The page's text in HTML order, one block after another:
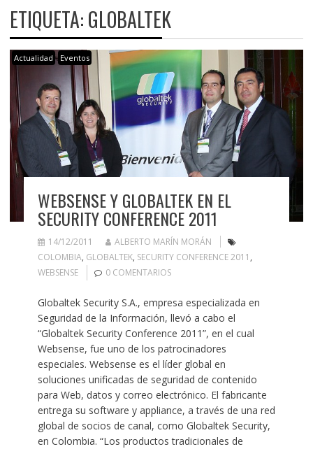
ETIQUETA:GLOBALTEK
Actualidad Eventos
WEBSENSE Y GLOBALTEK EN EL
SECURITY CONFERENCE 2011
14/12/2011
ALBERTO MARÍN MORÁN
COLOMBIA, GLOBALTEK, SECURITY CONFERENCE 2011 ,
WEBSENSE
0 COMENTARIOS
Globaltek Security S.A., empresa especializada en
Seguridad de la Información, llevó a cabo el
“Globaltek Security Conference 2011”, en el cual
Websense, fue uno de los patrocinadores
especiales. Websense es el líder global en
soluciones unificadas de seguridad de contenido
para Web, datos y correo electrónico. El fabricante
entrega su software y appliance, a través de una red
global de socios de canal, como Globaltek Security,
en Colombia. “Los productos tradicionales de